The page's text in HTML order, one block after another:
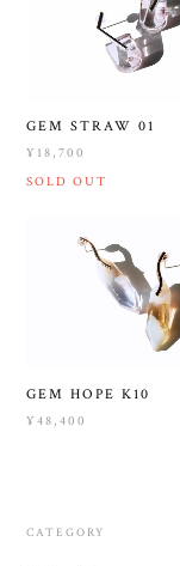
GEM STRAW 01
¥18,700
SOLD OUT
GEM HOPE K10
¥48,400
CATEGORY